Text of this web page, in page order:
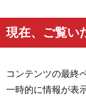
現在、ご覧い
コンテンツの最終
一時的に情報が表